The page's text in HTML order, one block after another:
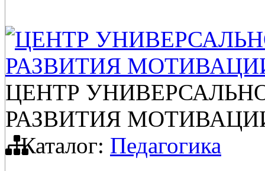
ЦЕНТР
РАЗВИТИЯ
ЦЕНТР
РАЗВИТИЯ
Каталог: Педагогика